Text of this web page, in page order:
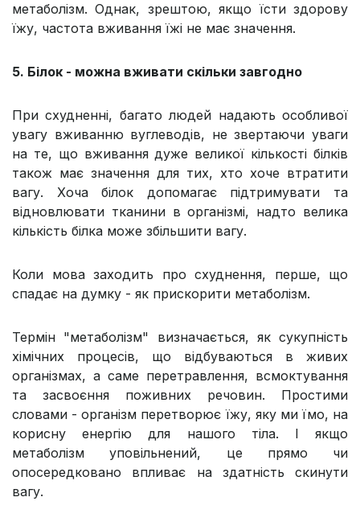
метаболізм. Однак, зрештою, якщо їсти здорову
їжу, частота вживання їжі не має значення.
5. Білок - можна вживати скільки завгодно
При схудненні, багато людей надають особливої
увагу вживанню вуглеводів, не звертаючи уваги
на те, що вживання дуже великої кількості білків
також має значення для тих, хто хоче втратити
вагу. Хоча білок допомагає підтримувати та
відновлювати тканини в організмі, надто велика
кількість білка може збільшити вагу.
Коли мова заходить про схуднення, перше, що
спадає на думку - як прискорити метаболізм.
Термін "метаболізм" визначається, як сукупність
хімічних процесів, що відбуваються в живих
організмах, а саме перетравлення, всмоктування
та засвоєння поживних речовин. Простими
словами - організм перетворює їжу, яку ми їмо, на
корисну енергію для нашого тіла. І якщо
метаболізм уповільнений, це прямо чи
опосередковано впливає на здатність скинути
вагу.